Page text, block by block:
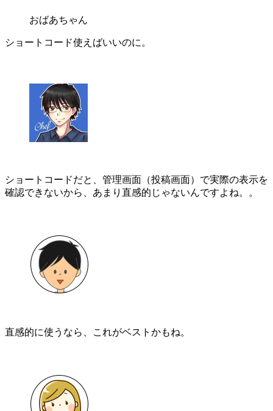
おばあちゃん
ショートコード使えばいいのに。
ショートコードだと、管理画面（投稿画面）で実際の表示を
確認できないから、あまり直感的じゃないんですよね。。
直感的に使うなら、これがベストかもね。